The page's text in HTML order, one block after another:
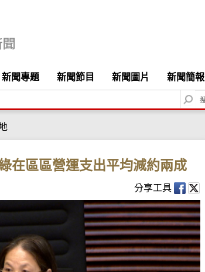
新聞專題 新聞節目 新聞圖片 新聞簡報
S
e
c
在區區營運支出平均減約兩成
分享工具